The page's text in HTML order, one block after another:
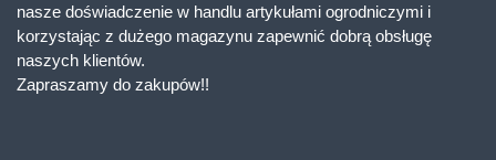
nasze doświadczenie w handlu artykułami ogrodniczymi i
korzystając z dużego magazynu zapewnić dobrą obsługę
naszych klientów.
Zapraszamy do zakupów!!